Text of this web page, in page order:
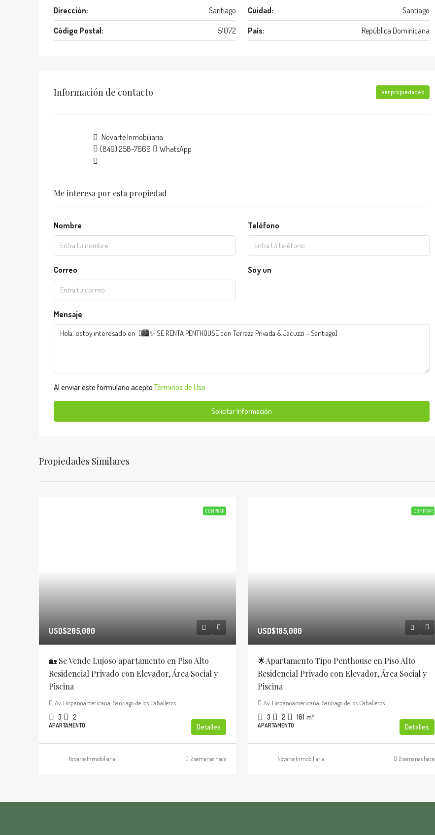
Dirección: Santiago Cuidad: Santiago
Código Postal: 51072 País: República Dominicana
Información de contacto Ver propiedades
Novarte Inmobiliaria
(849) 258-7669
WhatsApp
Me interesa por esta propiedad
Nombre Teléfono
Correo Soy un
Mensaje
Al enviar este formulario aceptoTérminos de Uso
Solicitar Información
Propiedades Similares
COMPRAR
USD$205,000
🏡 Se Vende Lujoso apartamento en Piso Alto
Residencial Privado con Elevador, Área Social y
Piscina
Av. Hispanoamericana, Santiago de los Caballeros
3 2
APARTAMENTO Detalles
Novarte Inmobiliaria 2 semanas hace
COMPRAR
USD$185,000
🌟Apartamento Tipo Penthouse en Piso Alto
Residencial Privado con Elevador, Área Social y
Piscina
Av. Hispanoamericana, Santiago de los Caballeros
3 2 161 m²
APARTAMENTO Detalles
Novarte Inmobiliaria 2 semanas hace